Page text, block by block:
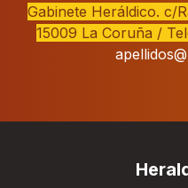
Gabinete Heráldico. c/
15009 La Coruña /